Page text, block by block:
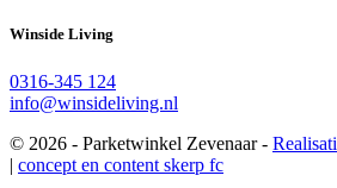
Winside Living
0316-345 124
info@winsideliving.nl
© 2026 - Parketwinkel Zevenaar -
| concept en content skerp fc